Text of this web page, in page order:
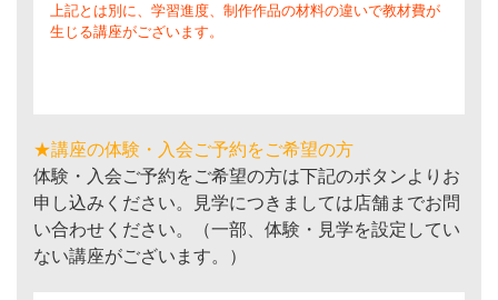
上記とは別に、学習進度、制作作品の材料の違いで教材費が
生じる講座がございます。
★講座の体験・入会ご予約をご希望の方
体験・入会ご予約をご希望の方は下記のボタンよりお
申し込みください。見学につきましては店舗までお問
い合わせください。（一部、体験・見学を設定してい
ない講座がございます。）